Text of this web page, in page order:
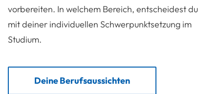
vorbereiten. In welchem Bereich, entscheidest du
mit deiner individuellen Schwerpunktsetzung im
Studium.
Deine Berufsaussichten